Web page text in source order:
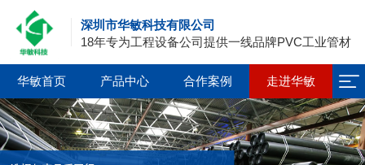
深圳市华敏科技有限公司
18年专为工程设备公司提供一线品牌PVC工业管材
华敏首页 产品中心 合作案例 走进华敏